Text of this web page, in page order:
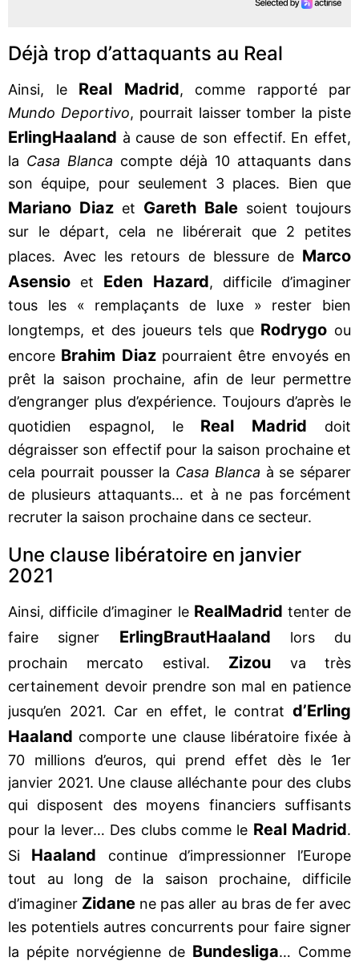
Déjà trop d’attaquants au Real
Ainsi, le Real Madrid, comme rapporté par
Mundo Deportivo, pourrait laisser tomber la piste
ErlingHaaland à cause de son effectif. En effet,
la Casa Blanca compte déjà 10 attaquants dans
son équipe, pour seulement 3 places. Bien que
Mariano Diaz et Gareth Bale soient toujours
sur le départ, cela ne libérerait que 2 petites
places. Avec les retours de blessure de Marco
Asensio et Eden Hazard, difficile d’imaginer
tous les « remplaçants de luxe » rester bien
longtemps, et des joueurs tels que Rodrygo ou
encore Brahim Diazpourraient être envoyés en
prêt la saison prochaine, afin de leur permettre
d’engranger plus d’expérience. Toujours d’après le
quotidien espagnol, le Real Madrid doit
dégraisser son effectif pour la saison prochaine et
cela pourrait pousser la Casa Blanca à se séparer
de plusieurs attaquants… et à ne pas forcément
recruter la saison prochaine dans ce secteur.
Une clause libératoire en janvier
2021
Ainsi, difficile d’imaginer le RealMadrid tenter de
faire signer ErlingBrautHaaland lors du
prochain mercato estival. Zizou va très
certainement devoir prendre son mal en patience
jusqu’en 2021. Car en effet, le contrat d’Erling
Haaland comporte une clause libératoire fixée à
70 millions d’euros, qui prend effet dès le 1er
janvier 2021. Une clause alléchante pour des clubs
qui disposent des moyens financiers suffisants
pour la lever… Des clubs comme le Real Madrid.
Si Haaland continue d’impressionner l’Europe
tout au long de la saison prochaine, difficile
d’imaginer Zidane ne pas aller au bras de fer avec
les potentiels autres concurrents pour faire signer
la pépite norvégienne de Bundesliga… Comme